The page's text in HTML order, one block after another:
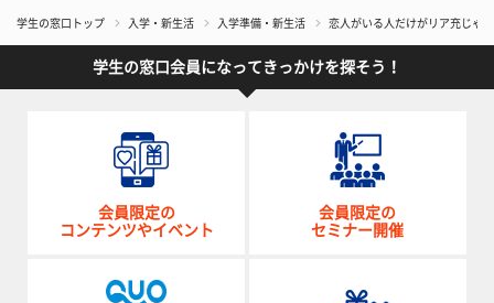
学生の窓口トップ 入学・新生活 入学準備・新生活 恋人がいる人だけがリア充じゃ
学生の窓口会員になってきっかけを探そう！
会員限定の
コンテンツやイベント
会員限定の
セミナー開催